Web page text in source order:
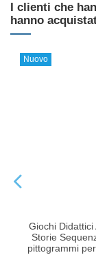
I clienti che
hanno
Nuovo
Giochi Didattici
Storie
pittogrammi